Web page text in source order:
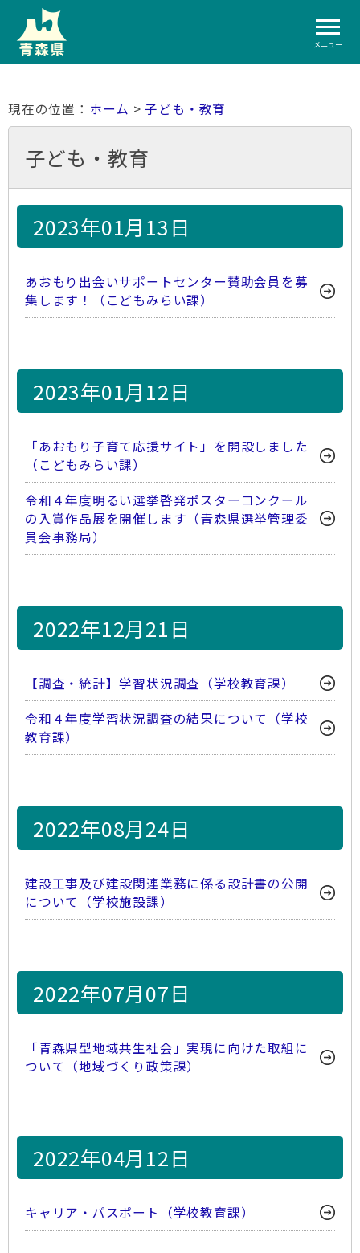
メニュー
ホーム >子ども・教育
子ども・教育
2023年01月13日
あおもり出会いサポートセンター賛助会員を募
集します！（こどもみらい課）
2023年01月12日
「あおもり子育て応援サイト」を開設しました
（こどもみらい課）
令和４年度明るい選挙啓発ポスターコンクール
の入賞作品展を開催します（青森県選挙管理委
員会事務局）
2022年12月21日
【調査・統計】学習状況調査（学校教育課）
令和４年度学習状況調査の結果について（学校
教育課）
2022年08月24日
建設工事及び建設関連業務に係る設計書の公開
について（学校施設課）
2022年07月07日
「青森県型地域共生社会」実現に向けた取組に
ついて（地域づくり政策課）
2022年04月12日
キャリア・パスポート（学校教育課）